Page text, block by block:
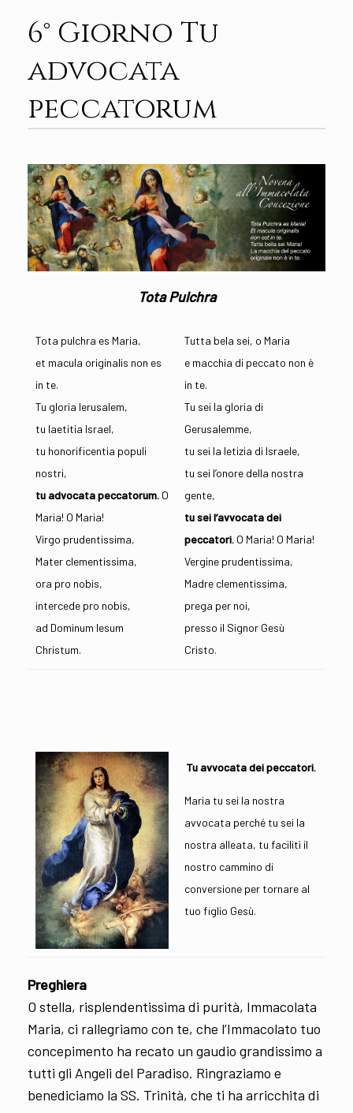
6° Giorno Tu
advocata
peccatorum
Tota Pulchra
Tota pulchra es Maria,
et macula originalis non es
in te.
Tu gloria Ierusalem,
tu laetitia Israel,
tu honorificentia populi
nostri,
tu advocata peccatorum. O
Maria! O Maria!
Virgo prudentissima,
Mater clementissima,
ora pro nobis,
intercede pro nobis,
ad Dominum Iesum
Christum.
Tutta bela sei, o Maria
e macchia di peccato non è
in te.
Tu sei la gloria di
Gerusalemme,
tu sei la letizia di Israele,
tu sei l’onore della nostra
gente,
tu sei l’avvocata dei
peccatori. O Maria! O Maria!
Vergine prudentissima,
Madre clementissima,
prega per noi,
presso il Signor Gesù
Cristo.
Tu avvocata dei peccatori.
Maria tu sei la nostra
avvocata perché tu sei la
nostra alleata, tu faciliti il
nostro cammino di
conversione per tornare al
tuo figlio Gesù.
Preghiera
O stella, risplendentissima di purità, Immacolata
Maria, ci rallegriamo con te, che l’Immacolato tuo
concepimento ha recato un gaudio grandissimo a
tutti gli Angeli del Paradiso. Ringraziamo e
benediciamo la SS. Trinità, che ti ha arricchita di